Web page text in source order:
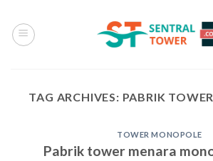
content
TAG ARCHIVES: PABRIK
TOWER MONOPOLE
Pabrik tower menara